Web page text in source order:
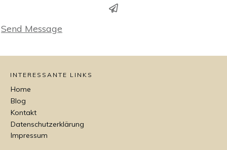
Send Message
INTERESSANTE LINKS
Home
Blog
Kontakt
Datenschutzerklärung
Impressum